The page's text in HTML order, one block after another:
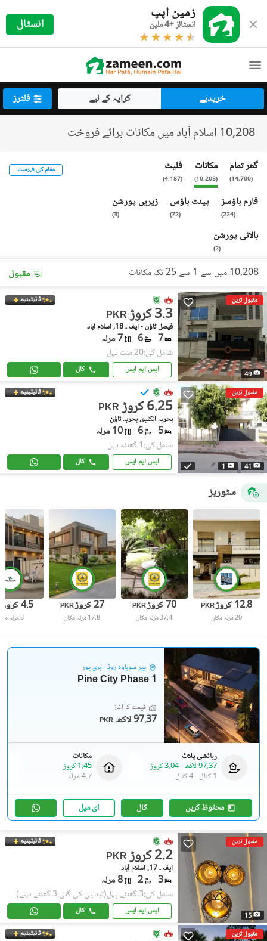
زمین اپپ
انسٹالز +4 ملین انسٹال
خریدیے کرایہ کے لیے فلٹرز
10,208 اسلام آباد میں مکانات برائے فروخت
گھر تمام
(
14,700
)
مکانات
(
10,208
)
فلیٹ
(
4,187
)
فارم ہاؤسز
(
224
)
پینٹ ہاؤس
(
72
)
زیریں پورشن
(
3
)
بالائی پورشن
(
2
)
مقام کی فہرست
10,208 میں سے 1 سے 25 تک مکانات مقبول
مقبول ترین
49
ٹائیٹینیم
PKR 3.3 کروڑ
فیصل ٹاؤن - ایف ۔ 18, اسلام آباد
7
6 7 مرلہ
شامل کی:20 منٹ پہل
ایس ایم ایس کال
مقبول ترین
41
1
ٹائیٹینیم
PKR 6.25 کروڑ
بحریہ انکلیو, بحریہ ٹاؤن
5
6 10 مرلہ
شامل کی:1 گھنٹہ پہل
ایس ایم ایس کال
سٹوریز
PKR 12.8 کروڑ
20 مرلہ مکان
PKR 70 کروڑ
37.4 مرلہ مکان
PKR 27 کروڑ
17.8 مرلہ مکان
4.5 کروڑ
8 مرلہ
پیر سوہاوہ روڈ - ہری پور
Pine City Phase 1
قیمت کا آغاز
PKR 97.37 لاکھ
رہائشی پلاٹ
97.37 لاکھ
-3.04 کروڑ
1 کنال
-4 کنال
مکانات
1.45 کروڑ
4.7 مرلہ
محفوظ کریں کال ای میل
مقبول ترین
15
ٹائیٹینیم
PKR 2.2 کروڑ
ایف ۔ 17, اسلام آباد
3
2 8 مرلہ
شامل کی:3 گھنٹے پہل (تبدیلی کی گئی:3 گھنٹے پہلے)
ایس ایم ایس کال
مقبول ترین ٹائیٹینیم